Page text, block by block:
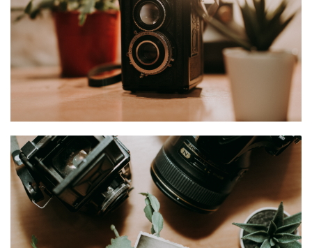
BARTHA ENIKŐ - EGY KÜLÖNÖS KAPOCS
1
BARTHA ENIKŐ - EGY KÜLÖNÖS KAPOCS
2